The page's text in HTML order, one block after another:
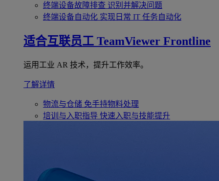
终端设备故障排查 识别并解决问题
终端设备自动化 实现日常 IT 任务自动化
适合互联员工 TeamViewer Frontline
运用工业 AR 技术，提升工作效率。
了解详情
物流与仓储 免手持物料处理
培训与入职指导 快速入职与技能提升